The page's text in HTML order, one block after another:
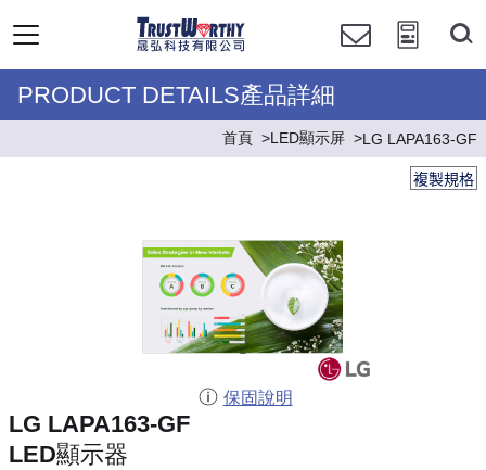
PRODUCT DETAILS產品詳細
首頁 LED顯示屏 LG LAPA163-GF
複製規格
保固說明
LG LAPA163-GF
LED顯示器